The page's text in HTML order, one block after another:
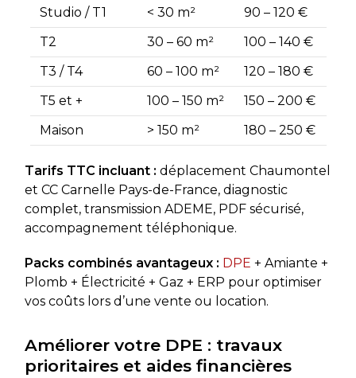
Studio / T1
< 30 m²
90 – 120 €
T2
30 – 60 m²
100 – 140 €
T3 / T4
60 – 100 m²
120 – 180 €
T5 et +
100 – 150 m²
150 – 200 €
Maison
> 150 m² 180 – 250 €
Tarifs TTC incluant : déplacement Chaumontel
et CC Carnelle Pays-de-France, diagnostic
complet, transmission ADEME, PDF sécurisé,
accompagnement téléphonique.
Packs combinés avantageux : DPE + Amiante +
Plomb + Électricité + Gaz + ERP pour optimiser
vos coûts lors d’une vente ou location.
Améliorer votre DPE : travaux
prioritaires et aides financières